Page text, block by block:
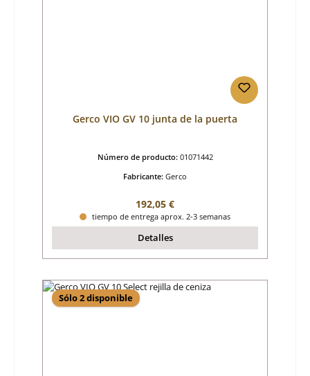
Gerco VIO GV 10 junta de la puerta
Número de producto: 01071442
Fabricante: Gerco
Precio normal:
192,05 €
tiempo de entrega aprox. 2-3 semanas
Detalles
Sólo 2 disponible